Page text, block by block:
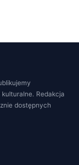
Redakcja
dostępnych